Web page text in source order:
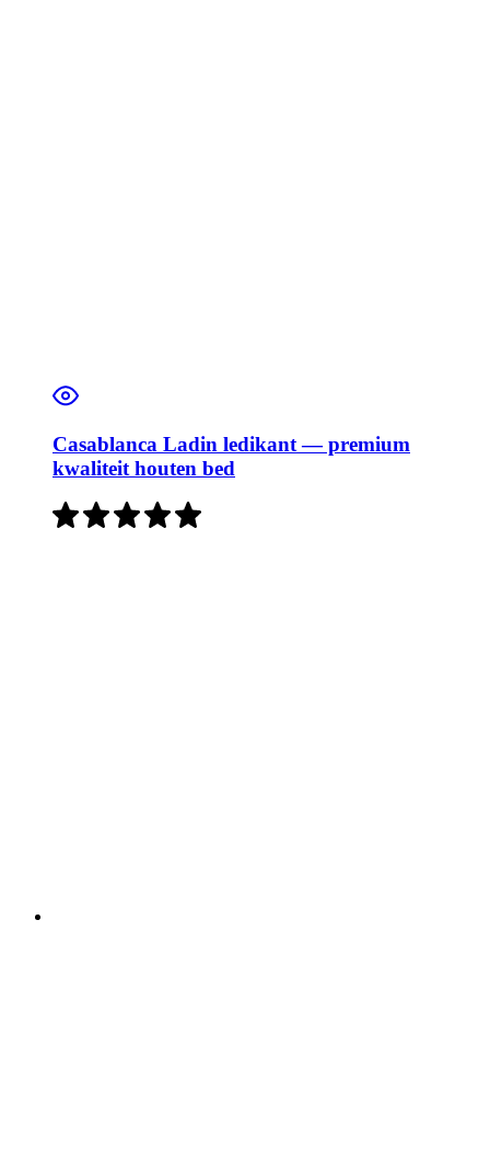
Casablanca Ladin ledikant — premium
kwaliteit houten bed